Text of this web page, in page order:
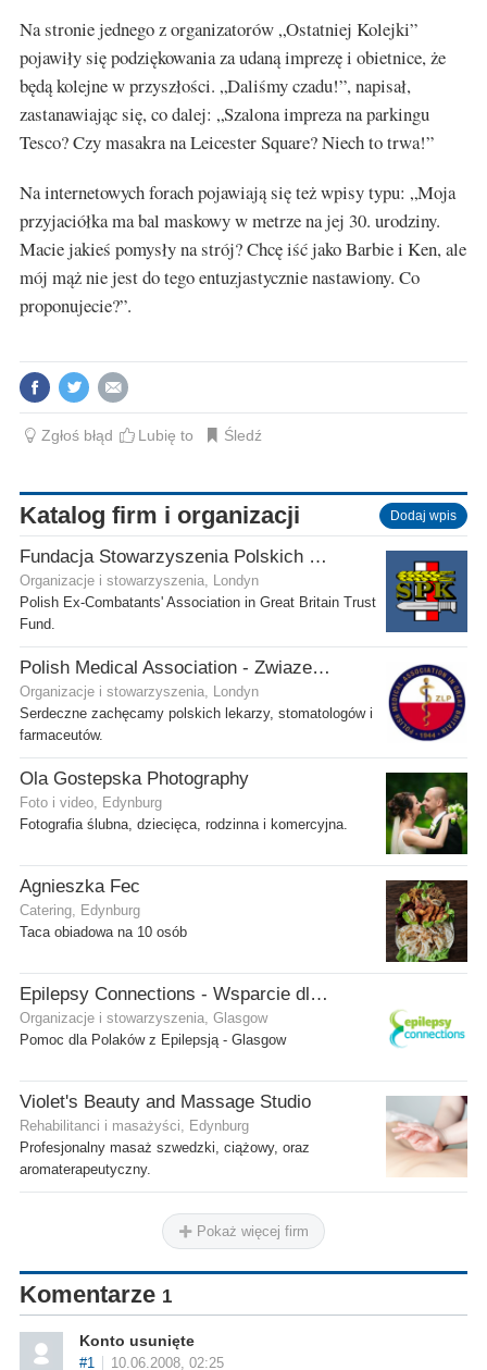
Na stronie jednego z organizatorów „Ostatniej Kolejki”
pojawiły się podziękowania za udaną imprezę i obietnice, że
będą kolejne w przyszłości. „Daliśmy czadu!”, napisał,
zastanawiając się, co dalej: „Szalona impreza na parkingu
Tesco? Czy masakra na Leicester Square? Niech to trwa!”
Na internetowych forach pojawiają się też wpisy typu: „Moja
przyjaciółka ma bal maskowy w metrze na jej 30. urodziny.
Macie jakieś pomysły na strój? Chcę iść jako Barbie i Ken, ale
mój mąż nie jest do tego entuzjastycznie nastawiony. Co
proponujecie?”.
Zgłoś błąd Lubię to Śledź
Katalog firm i organizacji Dodaj wpis
Fundacja Stowarzyszenia Polskich Kombatantów w Wielkiej Brytanii
Organizacje i stowarzyszenia, Londyn
Polish Ex-Combatants' Association in Great Britain Trust
Fund.
Polish Medical Association - Zwiazek Lekarzy Polskich w Wielkiej Brytanii
Organizacje i stowarzyszenia, Londyn
Serdeczne zachęcamy polskich lekarzy, stomatologów i
farmaceutów.
Ola Gostepska Photography
Foto i video, Edynburg
Fotografia ślubna, dziecięca, rodzinna i komercyjna.
Agnieszka Fec
Catering, Edynburg
Taca obiadowa na 10 osób
Epilepsy Connections - Wsparcie dla osób z epilepsją
Organizacje i stowarzyszenia, Glasgow
Pomoc dla Polaków z Epilepsją - Glasgow
Violet's Beauty and Massage Studio
Rehabilitanci i masażyści, Edynburg
Profesjonalny masaż szwedzki, ciążowy, oraz
aromaterapeutyczny.
Pokaż więcej firm
Komentarze 1
Konto usunięte
#1 10.06.2008, 02:25